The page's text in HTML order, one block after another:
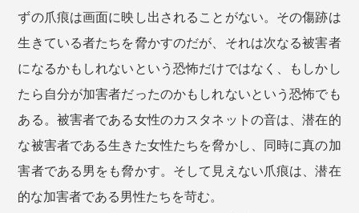
ずの爪痕は画面に映し出されることがない。その傷跡は
生きている者たちを脅かすのだが、それは次なる被害者
になるかもしれないという恐怖だけではなく、もしかし
たら自分が加害者だったのかもしれないという恐怖でも
ある。被害者である女性のカスタネットの音は、潜在的
な被害者である生きた女性たちを脅かし、同時に真の加
害者である男をも脅かす。そして見えない爪痕は、潜在
的な加害者である男性たちを苛む。